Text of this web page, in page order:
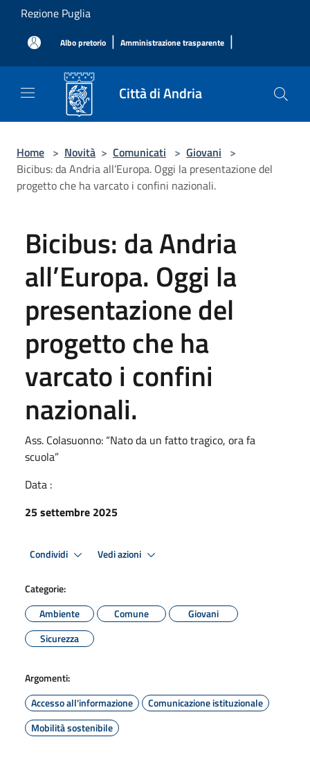
Salta al contenuto principale
Regione Puglia
Albo pretorio | Amministrazione trasparente |
Città di Andria
Home > Novità > Comunicati > Giovani >
Bicibus: da Andria all’Europa. Oggi la presentazione del
progetto che ha varcato i confini nazionali.
Bicibus: da Andria
all’Europa. Oggi la
presentazione del
progetto che ha
varcato i confini
nazionali.
Ass. Colasuonno: “Nato da un fatto tragico, ora fa
scuola”
Data :
25 settembre 2025
Condividi Vedi azioni
Categorie:
Ambiente
Comune
Giovani
Sicurezza
Argomenti:
Accesso all'informazione
Comunicazione istituzionale
Mobilità sostenibile